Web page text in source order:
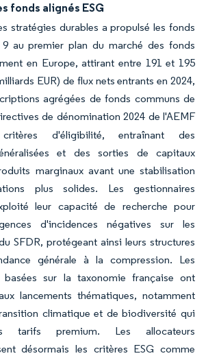
fonds alignés ESG
stratégies durables a propulsé les fonds
au premier plan du marché des fonds
en Europe, attirant entre 191 et 195
EUR) de flux nets entrants en 2024,
agrégées de fonds communs de
de dénomination 2024 de l'AEMF
d'éligibilité, entraînant des
et des sorties de capitaux
marginaux avant une stabilisation
plus solides. Les gestionnaires
leur capacité de recherche pour
d'incidences négatives sur les
SFDR, protégeant ainsi leurs structures
générale à la compression. Les
basées sur la taxonomie française ont
lancements thématiques, notamment
climatique et de biodiversité qui
tarifs premium. Les allocateurs
désormais les critères ESG comme